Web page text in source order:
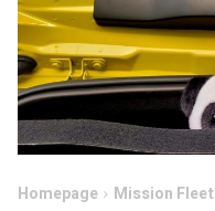
Homepage Mission Fleet